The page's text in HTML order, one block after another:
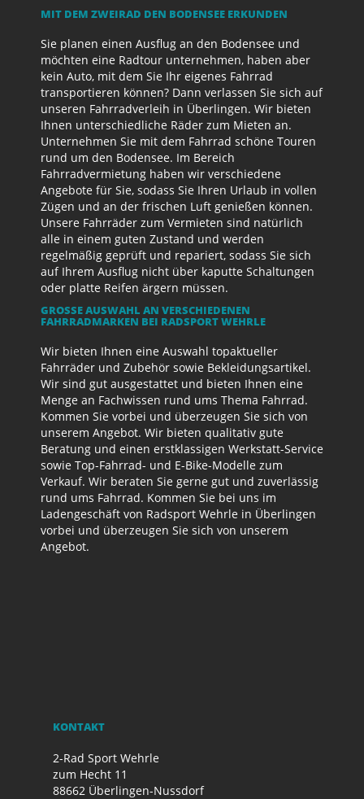
MIT DEM ZWEIRAD DEN BODENSEE ERKUNDEN
Sie planen einen Ausflug an den Bodensee und
möchten eine Radtour unternehmen, haben aber
kein Auto, mit dem Sie Ihr eigenes Fahrrad
transportieren können? Dann verlassen Sie sich auf
unseren Fahrradverleih in Überlingen. Wir bieten
Ihnen unterschiedliche Räder zum Mieten an.
Unternehmen Sie mit dem Fahrrad schöne Touren
rund um den Bodensee. Im Bereich
Fahrradvermietung haben wir verschiedene
Angebote für Sie, sodass Sie Ihren Urlaub in vollen
Zügen und an der frischen Luft genießen können.
Unsere Fahrräder zum Vermieten sind natürlich
alle in einem guten Zustand und werden
regelmäßig geprüft und repariert, sodass Sie sich
auf Ihrem Ausflug nicht über kaputte Schaltungen
oder platte Reifen ärgern müssen.
GROSSE AUSWAHL AN VERSCHIEDENEN F
AHRRADMARKEN BEI RADSPORT WEHRLE
Wir bieten Ihnen eine Auswahl topaktueller
Fahrräder und Zubehör sowie Bekleidungsartikel.
Wir sind gut ausgestattet und bieten Ihnen eine
Menge an Fachwissen rund ums Thema Fahrrad.
Kommen Sie vorbei und überzeugen Sie sich von
unserem Angebot. Wir bieten qualitativ gute
Beratung und einen erstklassigen Werkstatt-Service
sowie Top-Fahrrad- und E-Bike-Modelle zum
Verkauf. Wir beraten Sie gerne gut und zuverlässig
rund ums Fahrrad. Kommen Sie bei uns im
Ladengeschäft von Radsport Wehrle in Überlingen
vorbei und überzeugen Sie sich von unserem
Angebot.
KONTAKT
2-Rad Sport Wehrle
zum Hecht 11
88662 Überlingen-Nussdorf